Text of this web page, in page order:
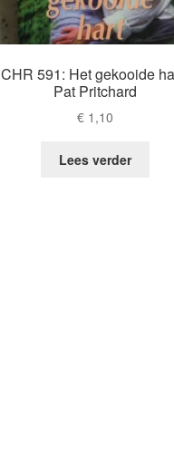
CHR 591: Het gekooide
Pat Pritchard
€ 1,10
Lees verder